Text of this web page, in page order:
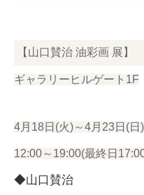
【山口賛治 油彩画 展】
ギャラ リーヒルゲート1F
4月18日(火)～4月23日(日)
12:00～19:00(最終日
◆山口賛治